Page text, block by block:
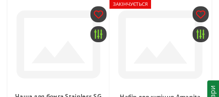
ЗАКІНЧУЄТЬСЯ